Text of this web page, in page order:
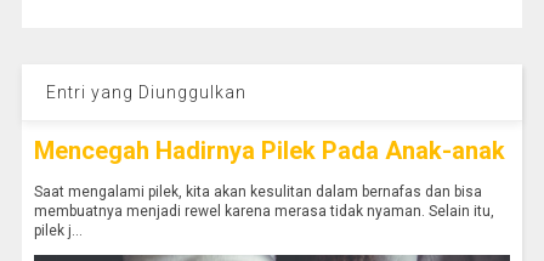
Entri yang Diunggulkan
Mencegah Hadirnya Pilek Pada Anak-anak
Saat mengalami pilek, kita akan kesulitan dalam bernafas dan bisa
membuatnya menjadi rewel karena merasa tidak nyaman. Selain itu,
pilek j...